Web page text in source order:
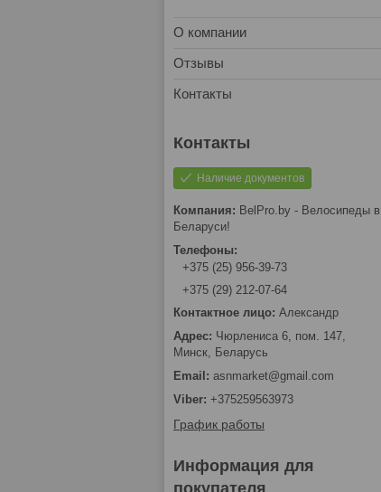
О компании
Отзывы
Контакты
Наличие документов
BelPro.by - Велосипеды в
Беларуси!
+375 (25) 956-39-73
+375 (29) 212-07-64
Александр
Чюрлениса 6, пом. 147,
Минск, Беларусь
asnmarket@gmail.com
+375259563973
График работы
Информация для
покупателя